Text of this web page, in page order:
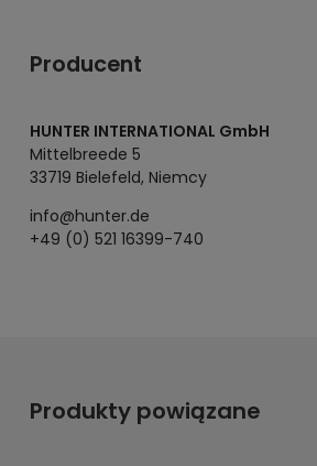
Producent
HUNTER INTERNATIONAL GmbH
Mittelbreede 5
33719 Bielefeld, Niemcy
info@hunter.de
+49 (0) 521 16399-740
Produkty powiązane